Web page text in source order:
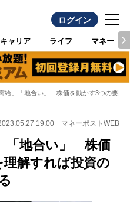
ログイン
キャリア ライフ マネー
給」「地合い」 株価を動かす3つの要因
19:00 マネーポストWEB
「地合い」 株価
解すれば投資の